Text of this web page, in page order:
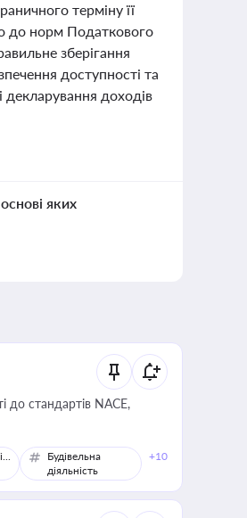
терміну її
до норм Податкового
зберігання
доступності та
декларування доходів
яких
до стандартів NACE,
Торгівля
Будівельна
діяльність
+10